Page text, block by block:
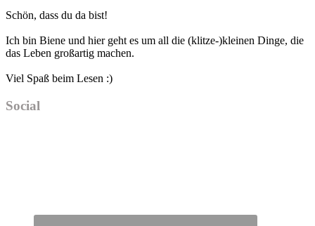
Sidebar
Schön, dass du da bist!
Ich bin Biene und hier geht es um all die (klitze-)kleinen Dinge, die
das Leben großartig machen.
Viel Spaß beim Lesen :)
Social